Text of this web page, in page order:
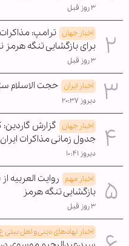
۳ روز قبل
اخبار جهان ترامپ:
برای بازگشایی تنگه
۳ روز قبل
اخبار ایران حجت الاسلام
دیروز ۲۰:۳۷
اخبار جهان گزارش گاردین:
جدول زمانی مذاکرات
دیروز ۱۰:۴۱
اخبار مهم روایت العربیه
بازگشایی تنگه هرمز
۳ روز قبل
اخبار نهادهای دینی و اهل بیتی